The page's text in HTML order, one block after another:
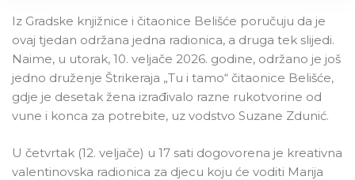
Iz Gradske knjižnice i čitaonice Belišće poručuju da je
ovaj tjedan održana jedna radionica, a druga tek slijedi.
Naime, u utorak, 10. veljače 2026. godine, održano je još
jedno druženje Štrikeraja „Tu i tamo“ čitaonice Belišće,
gdje je desetak žena izrađivalo razne rukotvorine od
vune i konca za potrebite, uz vodstvo Suzane Zdunić.
U četvrtak (12. veljače) u 17 sati dogovorena je kreativna
valentinovska radionica za djecu koju će voditi Marija